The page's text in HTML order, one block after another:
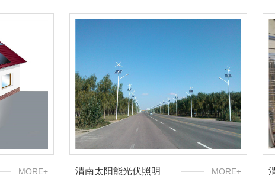
MORE+ 渭南泳池供热水 MORE+